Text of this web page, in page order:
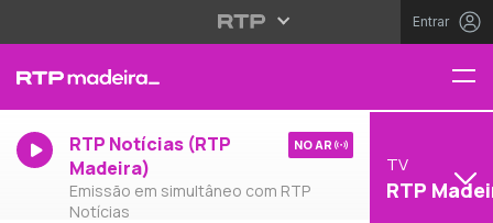
Entrar
RTP Notícias (RTP
Madeira)
Emissão em simultâneo com RTP
Notícias
NO AR
TV
RTP